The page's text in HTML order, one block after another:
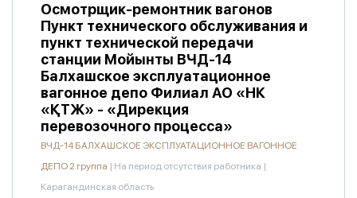
Осмотрщик-ремонтник вагонов
Пункт технического обслуживания и
пункт технической передачи
станции Мойынты ВЧД-14
Балхашское эксплуатационное
вагонное депо Филиал АО «НК
«ҚТЖ» - «Дирекция
перевозочного процесса»
ВЧД-14 БАЛХАШСКОЕ ЭКСПЛУАТАЦИОННОЕ ВАГОННОЕ
ДЕПО 2 группа | На период отсутствия работника |
Карагандинская область